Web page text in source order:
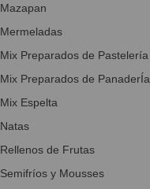
Mazapan
Mermeladas
Mix Preparados de Pastelería
Mix Preparados de PanaderÍa
Mix Espelta
Natas
Rellenos de Frutas
Semifríos y Mousses